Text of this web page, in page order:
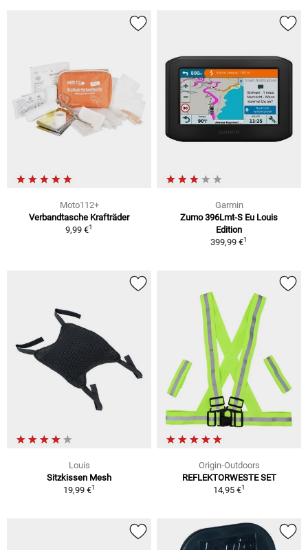
Moto112+
Verbandtasche Krafträder
9,99 €1
Garmin
Zumo 396Lmt-S Eu Louis
Edition
399,99 €1
Louis
Sitzkissen Mesh
19,99 €1
Origin-Outdoors
REFLEKTORWESTE SET
14,95 €1